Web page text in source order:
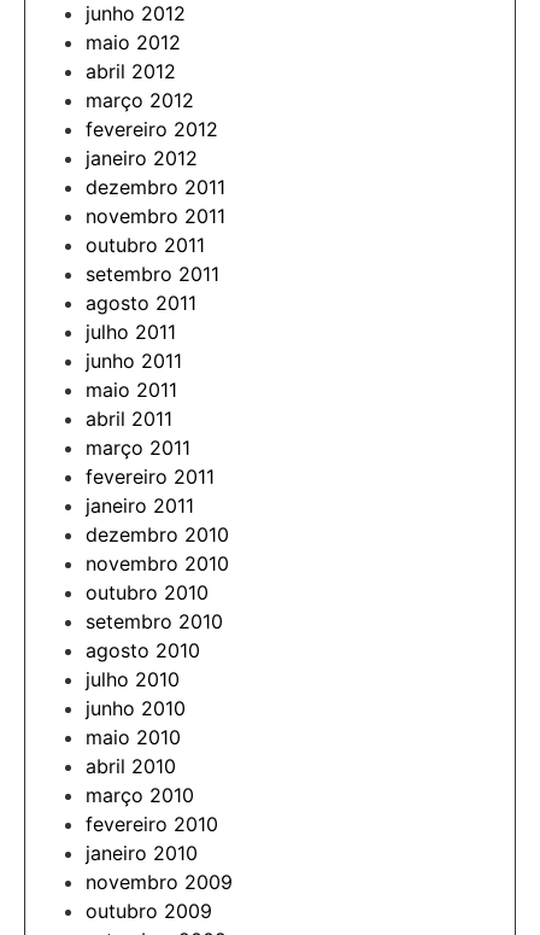
junho 2012
maio 2012
abril 2012
março 2012
fevereiro 2012
janeiro 2012
dezembro 2011
novembro 2011
outubro 2011
setembro 2011
agosto 2011
julho 2011
junho 2011
maio 2011
abril 2011
março 2011
fevereiro 2011
janeiro 2011
dezembro 2010
novembro 2010
outubro 2010
setembro 2010
agosto 2010
julho 2010
junho 2010
maio 2010
abril 2010
março 2010
fevereiro 2010
janeiro 2010
novembro 2009
outubro 2009